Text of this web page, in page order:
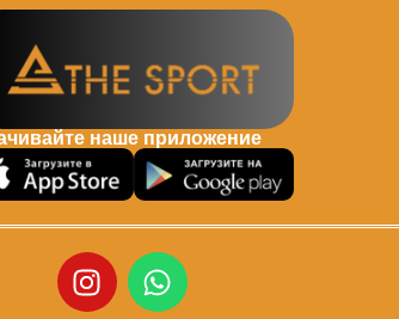
наше приложение